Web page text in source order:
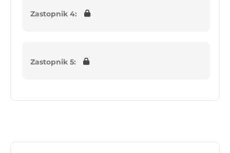
Zastopnik 4:
Zastopnik 5: